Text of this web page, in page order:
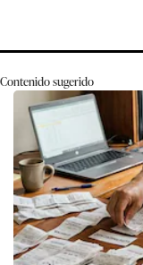
Contenido sugerido